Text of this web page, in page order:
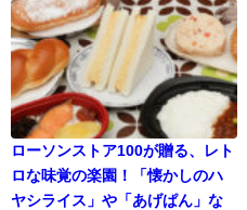
ローソンストア100が贈る、レト
ロな味覚の楽園！「懐かしのハ
ヤシライス」や「あげぱん」な